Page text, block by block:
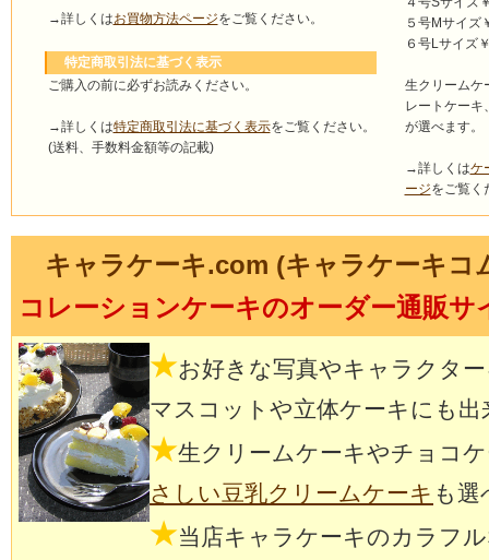
→詳しくはお買物方法ページをご覧ください。
特定商取引法に基づく表示
ご購入の前に必ずお読みください。
→詳しくは特定商取引法に基づく表示をご覧ください。
(送料、手数料金額等の記載)
５号Mサイズ
６号Lサイズ
生クリームケ
レートケーキ
が選べます。
→詳しくはケ
ージをご覧く
キャラケーキ.com (キャラケーキコ
コレーションケーキのオーダー通販サ
★お好きな写真やキャラクタ
マスコットや立体ケーキにも出
★生クリームケーキやチョコ
さしい豆乳クリームケーキ も選
★当店キャラケーキのカラフ